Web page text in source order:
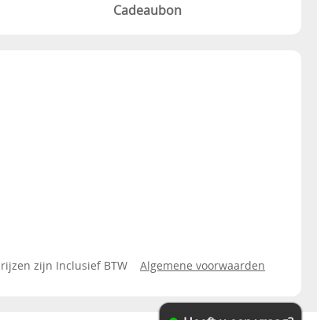
Cadeaubon
zijn Inclusief BTW Algemene voorwaarden